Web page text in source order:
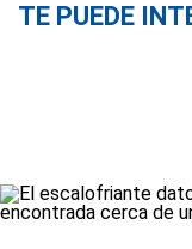
TE PUEDE